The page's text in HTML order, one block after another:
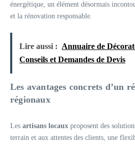
énergétique, un élément désormais
et la rénovation responsable.
Lire aussi : Annuaire de
Conseils et Demandes de Devis
Les avantages concrets d’un
régionaux
Les artisans locaux proposent des
terrain et aux attentes des clients, une